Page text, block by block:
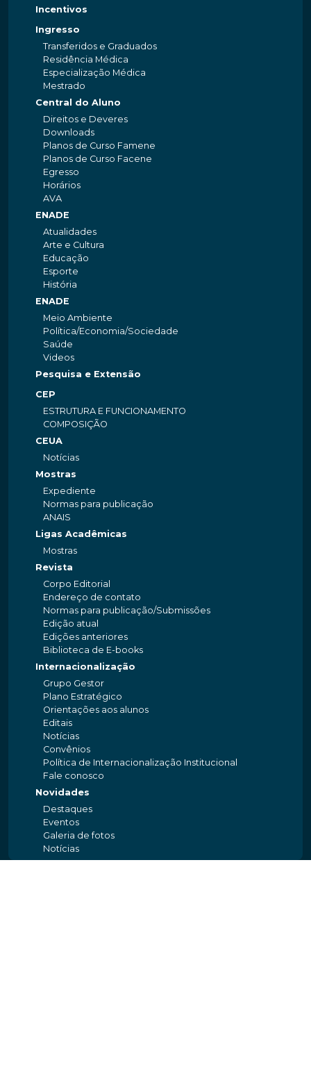
Incentivos
Ingresso
Transferidos e Graduados
Residência Médica
Especialização Médica
Mestrado
Central do Aluno
Direitos e Deveres
Downloads
Planos de Curso Famene
Planos de Curso Facene
Egresso
Horários
AVA
ENADE
Atualidades
Arte e Cultura
Educação
Esporte
História
ENADE
Meio Ambiente
Política/Economia/Sociedade
Saúde
Videos
Pesquisa e Extensão
CEP
ESTRUTURA E FUNCIONAMENTO
COMPOSIÇÃO
CEUA
Notícias
Mostras
Expediente
Normas para publicação
ANAIS
Ligas Acadêmicas
Mostras
Revista
Corpo Editorial
Endereço de contato
Normas para publicação/Submissões
Edição atual
Edições anteriores
Biblioteca de E-books
Internacionalização
Grupo Gestor
Plano Estratégico
Orientações aos alunos
Editais
Notícias
Convênios
Política de Internacionalização Institucional
Fale conosco
Novidades
Destaques
Eventos
Galeria de fotos
Notícias